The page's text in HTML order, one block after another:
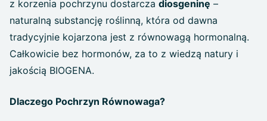
z korzenia pochrzynu dostarcza diosgeninę –
naturalną substancję roślinną, która od dawna
tradycyjnie kojarzona jest z równowagą hormonalną.
Całkowicie bez hormonów, za to z wiedzą natury i
jakością BIOGENA.
Dlaczego Pochrzyn Równowaga?